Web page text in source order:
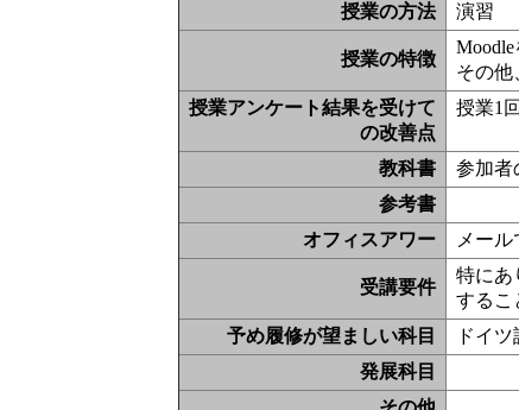
授業の方法
演習
授業の特徴
その他
授業アンケート結果を受けて
の改善点
授業1
教科書
参加者
参考書
オフィスアワー
メール
受講要件
特にあ
するこ
予め履修が望ましい科目
ドイ
発展科目